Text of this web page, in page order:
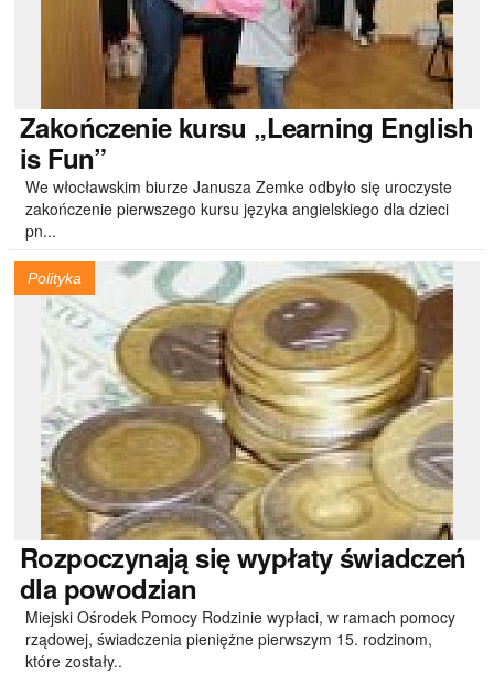
Zakończeniekursu „Learning English
is Fun”
We włocławskim biurze Janusza Zemke odbyło się uroczyste
zakończenie pierwszego kursu języka angielskiego dla dzieci
pn...
Polityka
Rozpoczynająsię wypłaty świadczeń
dla powodzian
Miejski Ośrodek Pomocy Rodzinie wypłaci, w ramach pomocy
rządowej, świadczenia pieniężne pierwszym 15. rodzinom,
które zostały..